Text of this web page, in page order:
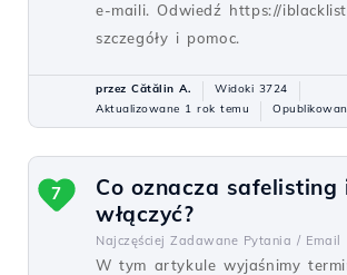
e-maili. Odwiedź https://
szczegóły i pomoc.
przez Cătălin A.
Widoki 3724
Aktualizowane 1 rok temu
Co oznacza safelisting
włączyć?
Najczęściej Zadawane Pytania / Email
W tym artykule wyjaśnimy
7